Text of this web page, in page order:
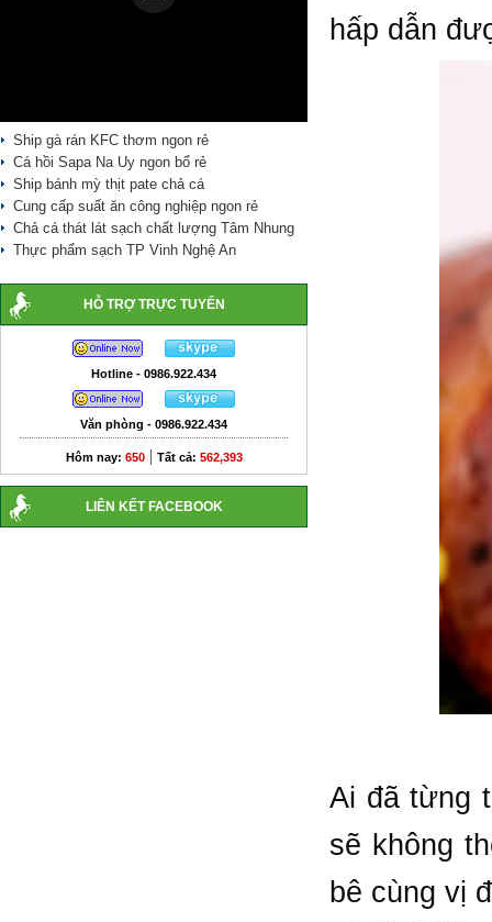
Ship gà rán KFC thơm ngon rẻ
Cá hồi Sapa Na Uy ngon bổ rẻ
Ship bánh mỳ thịt pate chả cá
Cung cấp suất ăn công nghiệp ngon rẻ
Chả cá thát lát sạch chất lượng Tâm Nhung
Thực phẩm sạch TP Vinh Nghệ An
HỖ TRỢ TRỰC TUYẾN
Hotline - 0986.922.434
Văn phòng - 0986.922.434
Hôm nay: 650| Tất cả: 562,393
LIÊN KẾT FACEBOOK
hấp dẫn
Ai đã từng
sẽ không
bê cùng vị